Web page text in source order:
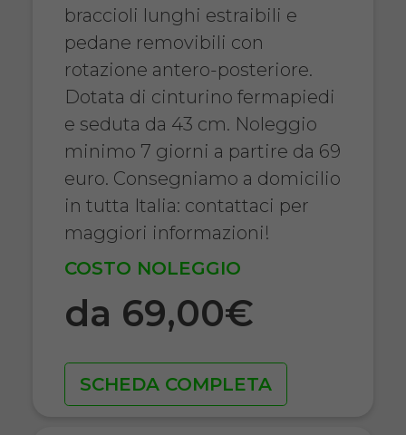
braccioli lunghi estraibili e
pedane removibili con
rotazione antero-posteriore.
Dotata di cinturino fermapiedi
e seduta da 43 cm. Noleggio
minimo 7 giorni a partire da 69
euro. Consegniamo a domicilio
in tutta Italia: contattaci per
maggiori informazioni!
COSTO NOLEGGIO
da 69,00€
SCHEDA COMPLETA